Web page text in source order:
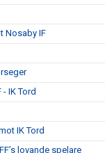
Nosaby IF
IK Tord
IK Tord
lovande spelare